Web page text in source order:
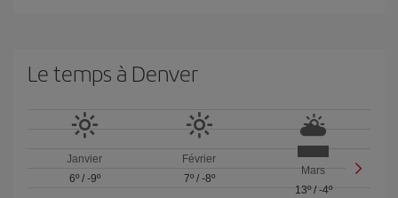
Le temps à Denver
Janvier
6º/ -9º
Février
7º/ -8º
Mars
13º/ -4º